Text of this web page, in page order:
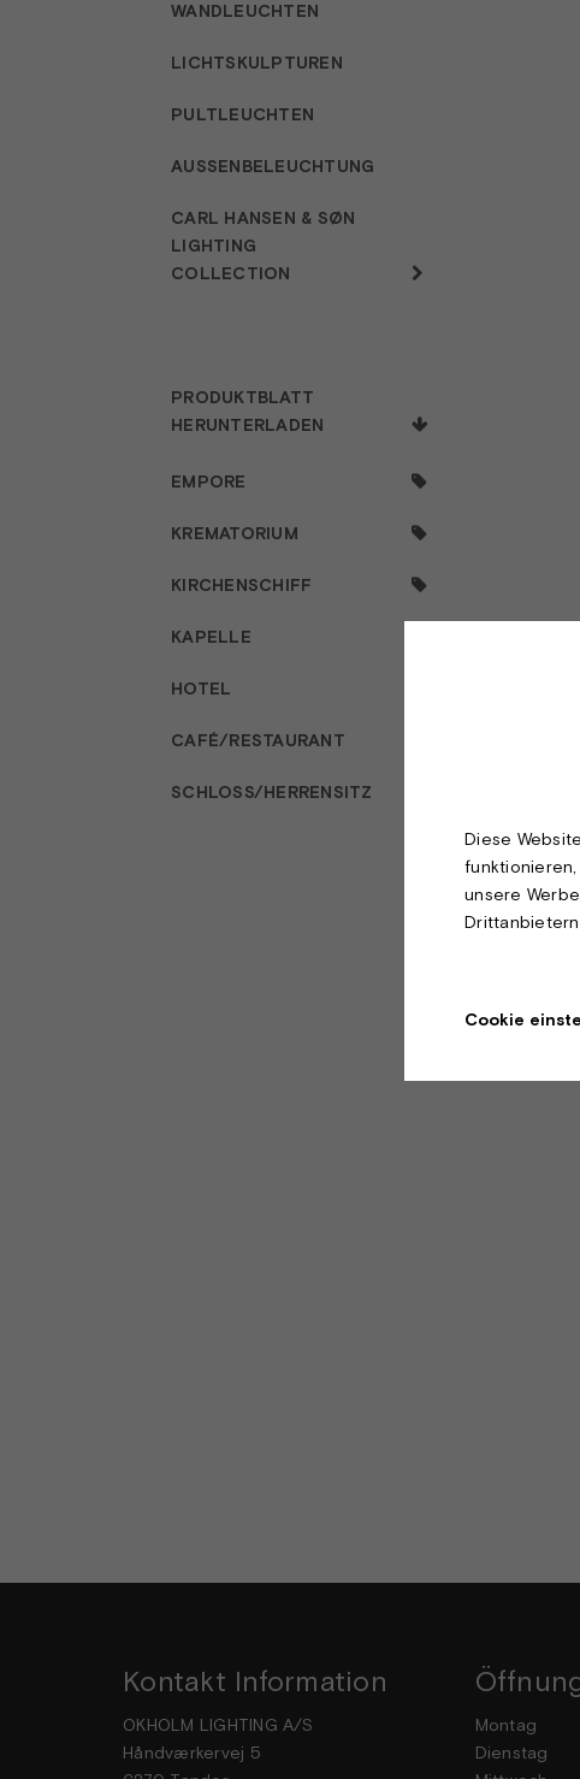
WANDLEUCHTEN
LICHTSKULPTUREN
PULTLEUCHTEN
AUSSENBELEUCHTUNG
CARL HANSEN & SØN
LIGHTING
COLLECTION
PRODUKTBLATT
HERUNTERLADEN
EMPORE
KREMATORIUM
KIRCHENSCHIFF
KAPELLE
HOTEL
CAFÉ/RESTAURANT
SCHLOSS/HERRENSITZ
Kontakt Information
OKHOLM LIGHTING A/S
Håndværkervej 5
Montag
Dienstag
Diese
unsere
Cookie